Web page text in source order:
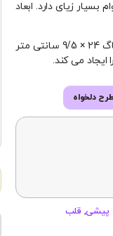
زیای دارد. ابعاد
همان طور که در تصاویر محصول پیداست، ابعاد چاپ در این ماگ 24 × 9/5 سانتی متر
ایجاد می کند.
دلخواه
پیشی, قلب